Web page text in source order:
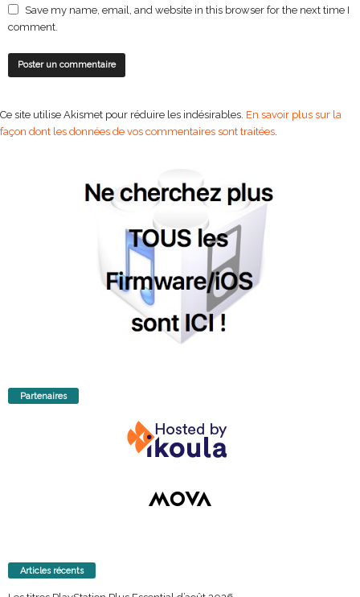
Save my name, email, and website in this browser for the next time I
comment.
Ce site utilise Akismet pour réduire les indésirables. En savoir plus sur la
façon dont les données de vos commentaires sont traitées.
Partenaires
Articles récents